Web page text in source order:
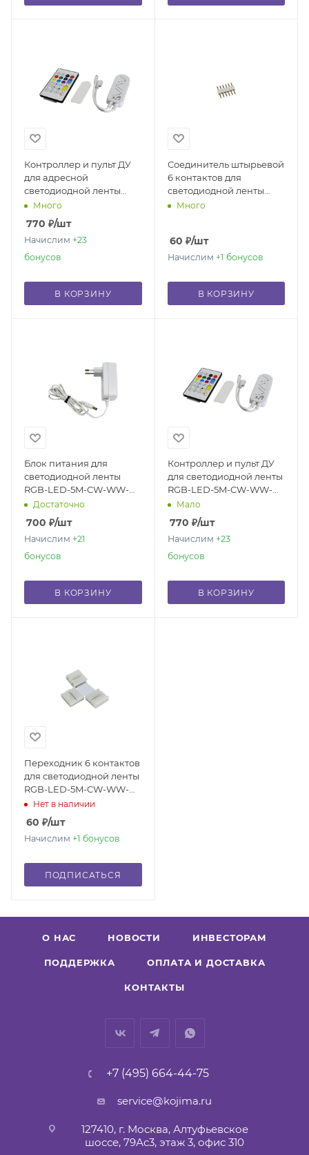
Контроллер и пульт ДУ
для адресной
светодиодной ленты
RGBIC-LED-5M-CW-WW-
Много
770 ₽/шт
Начислим +23
бонусов
В КОРЗИНУ
Соединитель штырьевой
6 контактов для
светодиодной ленты
RGB-LED-5M-CW-WW-
Много
60 ₽/шт
Начислим +1 бонусов
В КОРЗИНУ
Блок питания для
светодиодной ленты
RGB-LED-5M-CW-WW-
STRIP
Достаточно
700 ₽/шт
Начислим +21
бонусов
В КОРЗИНУ
Контроллер и пульт ДУ
для светодиодной ленты
RGB-LED-5M-CW-WW-
STRIP
Мало
770 ₽/шт
Начислим +23
бонусов
В КОРЗИНУ
Переходник 6 контактов
для светодиодной ленты
RGB-LED-5M-CW-WW-
STRIP T-образный
Нет в наличии
60 ₽/шт
Начислим +1 бонусов
ПОДПИСАТЬСЯ
О НАС НОВОСТИ ИНВЕСТОРАМ
ПОДДЕРЖКА ОПЛАТА И ДОСТАВКА
КОНТАКТЫ
+7 (495) 664-44-75
service@kojima.ru
127410, г. Москва, Алтуфьевское
шоссе, 79Ас3, этаж 3, офис 310